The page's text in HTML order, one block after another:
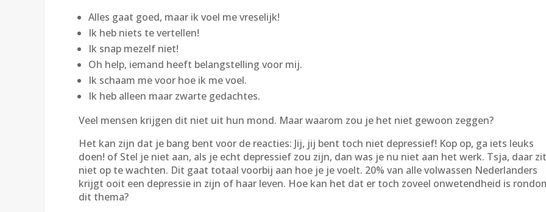
Alles gaat goed, maar ik voel me vreselijk!
Ik heb niets te vertellen!
Ik snap mezelf niet!
Oh help, iemand heeft belangstelling voor mij.
Ik schaam me voor hoe ik me voel.
Ik heb alleen maar zwarte gedachtes.
Veel mensen krijgen dit niet uit hun mond. Maar waarom zou je het niet gewoon zeggen?
Het kan zijn dat je bang bent voor de reacties: Jij, jij bent toch niet depressief! Kop op, ga iets leuks
doen! of Stel je niet aan, als je echt depressief zou zijn, dan was je nu niet aan het werk. Tsja, daar
niet op te wachten. Dit gaat totaal voorbij aan hoe je je voelt. 20% van alle volwassen Nederlanders
krijgt ooit een depressie in zijn of haar leven. Hoe kan het dat er toch zoveel onwetendheid is
dit thema?